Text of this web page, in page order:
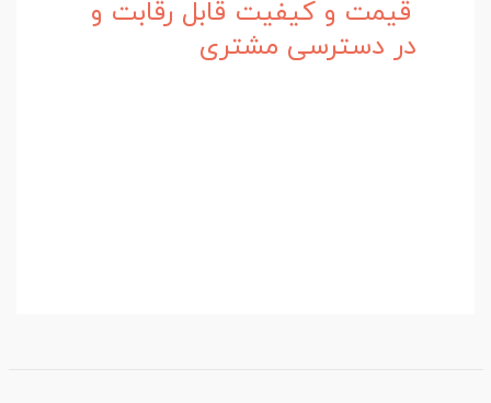
قیمت و کیفیت قابل رقابت و
در دسترسی مشتری